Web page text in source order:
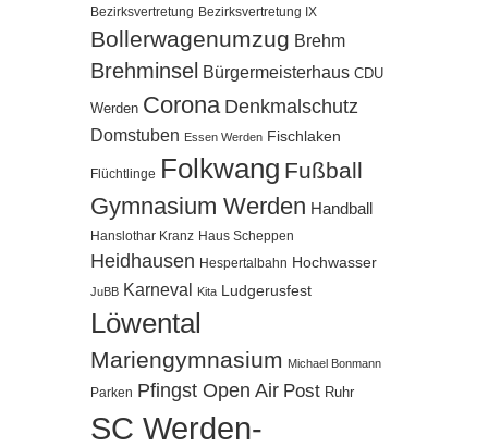
Bezirksvertretung Bezirksvertretung IX
Bollerwagenumzug Brehm
Brehminsel Bürgermeisterhaus CDU
Werden Corona Denkmalschutz
Domstuben Essen Werden Fischlaken
Flüchtlinge Folkwang Fußball
Gymnasium Werden Handball
Hanslothar Kranz Haus Scheppen
Heidhausen Hespertalbahn Hochwasser
JuBB Karneval Kita Ludgerusfest
Löwental
Mariengymnasium Michael Bonmann
Parken Pfingst Open Air Post Ruhr
SC Werden-